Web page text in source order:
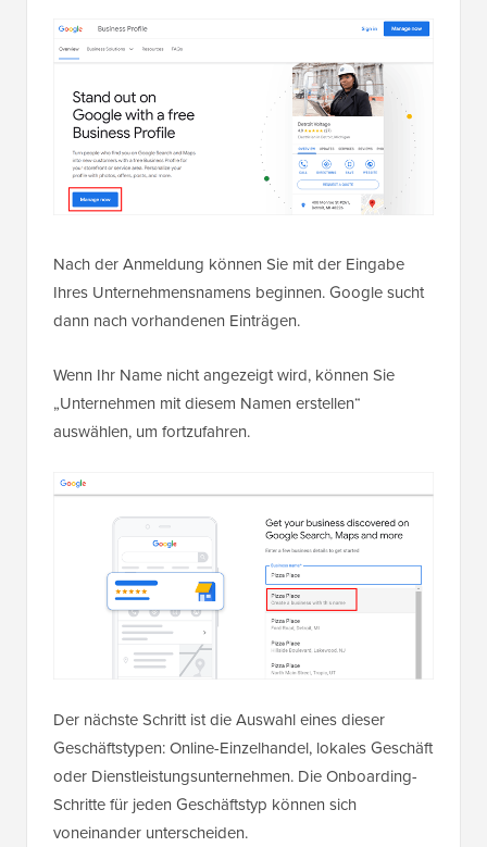
Nach der Anmeldung können Sie mit der Eingabe
Ihres Unternehmensnamens beginnen. Google sucht
dann nach vorhandenen Einträgen.
Wenn Ihr Name nicht angezeigt wird, können Sie
„Unternehmen mit diesem Namen erstellen“
auswählen, um fortzufahren.
Der nächste Schritt ist die Auswahl eines dieser
Geschäftstypen: Online-Einzelhandel, lokales Geschäft
oder Dienstleistungsunternehmen. Die Onboarding-
Schritte für jeden Geschäftstyp können sich
voneinander unterscheiden.